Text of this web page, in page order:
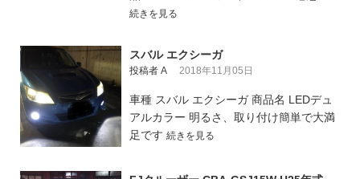
続きを見る
スバル エクシーガ
投稿者 A 2018年11月05日
車種 スバル エクシーガ 商品名 LEDデュ
アルカラー 明るさ、取り付け簡単で大満
足です 続きを見る